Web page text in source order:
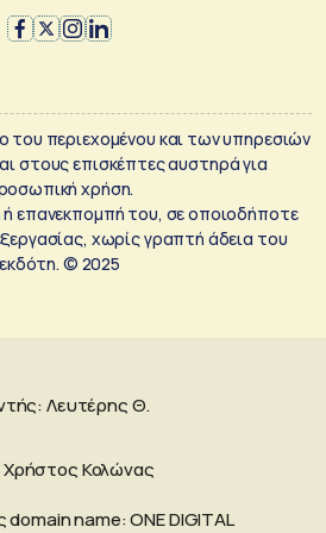
του περιεχομένου και των υπηρεσιών
στους επισκέπτες αυστηρά για
χρήση.
επανεκπομπή του, σε οποιοδήποτε
χωρίς γραπτή άδεια του
εκδότη. © 2025
Λευτέρης Θ.
Κολώνας
domain name: ΟΝΕ DIGITAL